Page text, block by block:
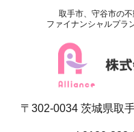
取手市、守谷市の
ファイナンシャルプラ
〒302-0034 茨城県取